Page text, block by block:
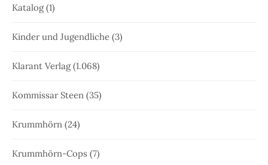
Katalog(1)
Kinder und Jugendliche (3)
Klarant Verlag(1.068)
Kommissar Steen (35)
Krummhörn (24)
Krummhörn-Cops (7)